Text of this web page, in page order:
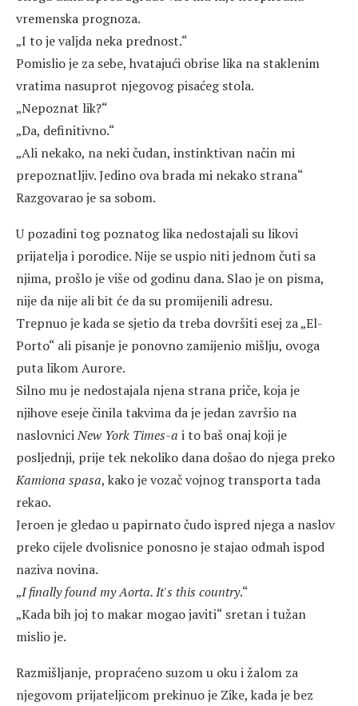
vremenska prognoza.
„I to je valjda neka prednost.“
Pomislio je za sebe, hvatajući obrise lika na staklenim
vratima nasuprot njegovog pisaćeg stola.
„Nepoznat lik?“
„Da, definitivno.“
„Ali nekako, na neki čudan, instinktivan način mi
prepoznatljiv. Jedino ova brada mi nekako strana“
Razgovarao je sa sobom.
U pozadini tog poznatog lika nedostajali su likovi
prijatelja i porodice. Nije se uspio niti jednom čuti sa
njima, prošlo je više od godinu dana. Slao je on pisma,
nije da nije ali bit će da su promijenili adresu.
Trepnuo je kada se sjetio da treba dovršiti esej za „El-
Porto“ ali pisanje je ponovno zamijenio mišlju, ovoga
puta likom Aurore.
Silno mu je nedostajala njena strana priče, koja je
njihove eseje činila takvima da je jedan završio na
naslovniciNew York Times-a i to baš onaj koji je
posljednji, prije tek nekoliko dana došao do njega preko
Kamiona spasa, kako je vozač vojnog transporta tada
rekao.
Jeroen je gledao u papirnato čudo ispred njega a naslov
preko cijele dvolisnice ponosno je stajao odmah ispod
naziva novina.
„I finally found my Aorta. It's this country.“
„Kada bih joj to makar mogao javiti“ sretan i tužan
mislio je.
Razmišljanje, propraćeno suzom u oku i žalom za
njegovom prijateljicom prekinuo je Zike, kada je bez